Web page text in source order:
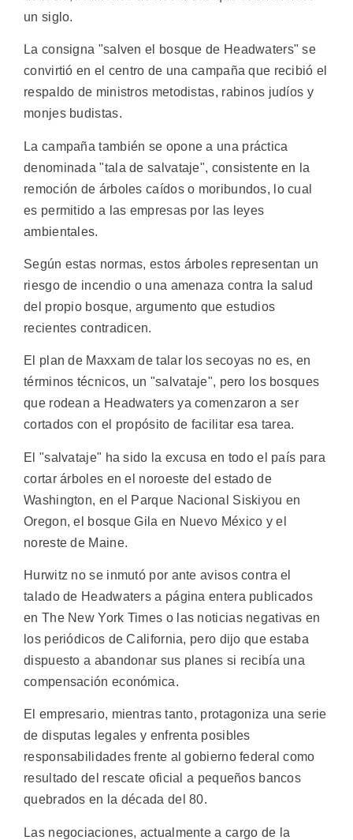
un siglo.
La consigna "salven el bosque de Headwaters" se
convirtió en el centro de una campaña que recibió el
respaldo de ministros metodistas, rabinos judíos y
monjes budistas.
La campaña también se opone a una práctica
denominada "tala de salvataje", consistente en la
remoción de árboles caídos o moribundos, lo cual
es permitido a las empresas por las leyes
ambientales.
Según estas normas, estos árboles representan un
riesgo de incendio o una amenaza contra la salud
del propio bosque, argumento que estudios
recientes contradicen.
El plan de Maxxam de talar los secoyas no es, en
términos técnicos, un "salvataje", pero los bosques
que rodean a Headwaters ya comenzaron a ser
cortados con el propósito de facilitar esa tarea.
El "salvataje" ha sido la excusa en todo el país para
cortar árboles en el noroeste del estado de
Washington, en el Parque Nacional Siskiyou en
Oregon, el bosque Gila en Nuevo México y el
noreste de Maine.
Hurwitz no se inmutó por ante avisos contra el
talado de Headwaters a página entera publicados
en The New York Times o las noticias negativas en
los periódicos de California, pero dijo que estaba
dispuesto a abandonar sus planes si recibía una
compensación económica.
El empresario, mientras tanto, protagoniza una serie
de disputas legales y enfrenta posibles
responsabilidades frente al gobierno federal como
resultado del rescate oficial a pequeños bancos
quebrados en la década del 80.
Las negociaciones, actualmente a cargo de la